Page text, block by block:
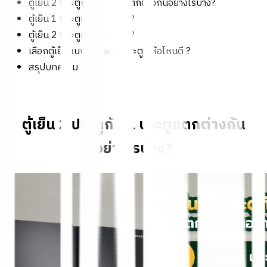
ตู้เย็น 2 ประตูกับ 1 ประตูแตกต่างกันอย่างไรบ้าง?
ตู้เย็น 1 ประตูเหมาะกับใคร?
ตู้เย็น 2 ประตูเหมาะกับใคร?
เลือกตู้เย็นแบบ 1 และ 2 ประตู ยี่ห้อไหนดี ?
สรุปบทความ
ตู้เย็น 2 ประตูกับ 1 ประตูแตกต่างกัน
อย่างไรบ้าง?